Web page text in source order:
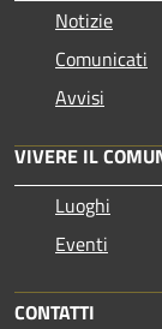
Notizie
Comunicati
Avvisi
VIVERE IL
Luoghi
Eventi
CONTATTI